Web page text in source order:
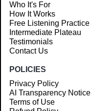
Who It's For
How It Works
Free Listening Practice
Intermediate Plateau
Testimonials
Contact Us
POLICIES
Privacy Policy
AI Transparency Notice
Terms of Use